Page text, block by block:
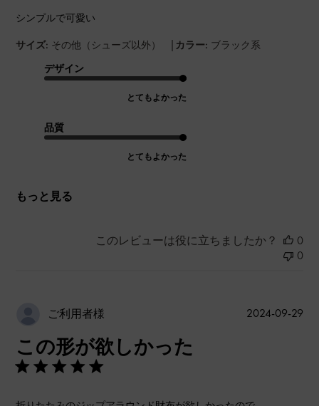
シンプルで可愛い
サイズ: その他（シューズ以外） | カラー: ブラック系
デザイン
とてもよかった
品質
とてもよかった
もっと見る
このレビューは役に立ちましたか？
0
0
ご利用者様
この形が欲しかった
公
2024-09-29